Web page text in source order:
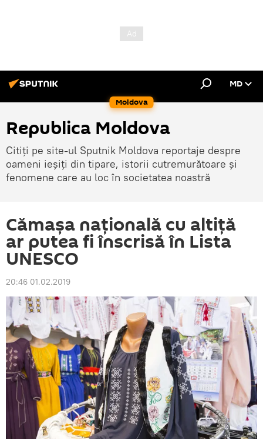
Moldova
MD
Republica Moldova
Citiți pe site-ul Sputnik Moldova reportaje despre
oameni ieșiți din tipare, istorii cutremurătoare și
fenomene care au loc în societatea noastră
Cămașa națională cu altiță
ar putea fi înscrisă în Lista
UNESCO
20:46 01.02.2019